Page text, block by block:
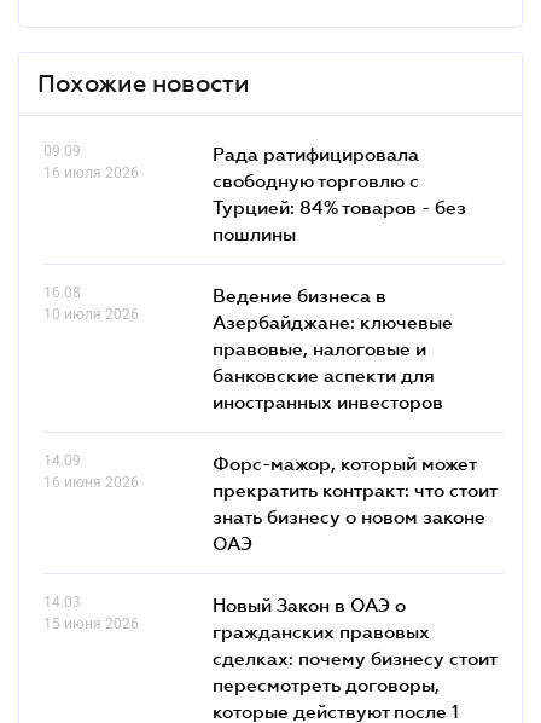
Похожие новости
09.09
16 июля 2026
Рада ратифицировала
свободную торговлю с
Турцией: 84% товаров - без
пошлины
16.08
10 июля 2026
Ведение бизнеса в
Азербайджане: ключевые
правовые, налоговые и
банковские аcпекти для
иностранных инвесторов
14.09
16 июня 2026
Форс-мажор, который может
прекратить контракт: что стоит
знать бизнесу о новом законе
ОАЭ
14.03
15 июня 2026
Новый Закон в ОАЭ о
гражданских правовых
сделках: почему бизнесу стоит
пересмотреть договоры,
которые действуют после 1